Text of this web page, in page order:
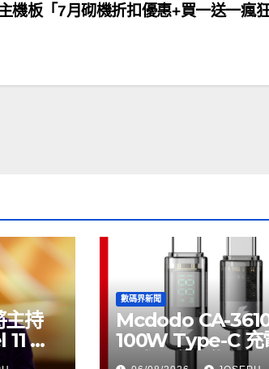
機板「7月砌機折扣優惠+買一送一瘋
持
推
數碼界新聞
Mcdodo CA-
100W Type-C 充
正式上市，售價